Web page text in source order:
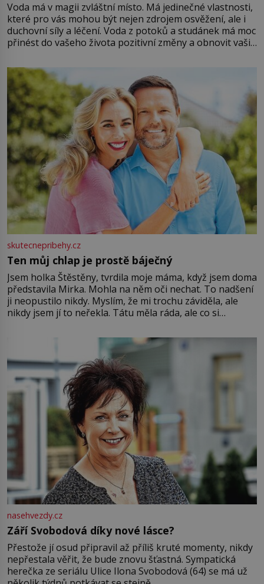
Voda má v magii zvláštní místo. Má jedinečné vlastnosti,
které pro vás mohou být nejen zdrojem osvěžení, ale i
duchovní síly a léčení. Voda z potoků a studánek má moc
přinést do vašeho života pozitivní změny a obnovit vaši
můžete obohatit své rituály a přinést do svého života
větší harmonii a klid. Je důležité
skutecnepribehy.cz
Ten můj chlap je prostě báječný
Jsem holka Štěstěny, tvrdila moje máma, když jsem doma
představila Mirka. Mohla na něm oči nechat. To nadšení
ji neopustilo nikdy. Myslím, že mi trochu záviděla, ale
nikdy jsem jí to neřekla. Tátu měla ráda, ale co si
Jsme spolu moc rádi Tehdy byla jiná doba, když
nasehvezdy.cz
Září Svobodová díky nové lásce?
Přestože jí osud připravil až příliš kruté momenty, nikdy
nepřestala věřit, že bude znovu šťastná. Sympatická
herečka ze seriálu Ulice Ilona Svobodová (64) se má už